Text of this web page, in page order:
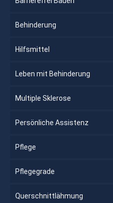
Behinderung
Hilfsmittel
Leben mit Behinderung
Multiple Sklerose
Persönliche Assistenz
Pflege
Pflegegrade
Querschnittlähmung